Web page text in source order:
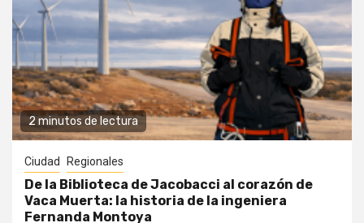
2 minutos de lectura
Ciudad Regionales
De la Biblioteca de Jacobacci al corazón de
Vaca Muerta: la historia de la ingeniera
Fernanda Montoya